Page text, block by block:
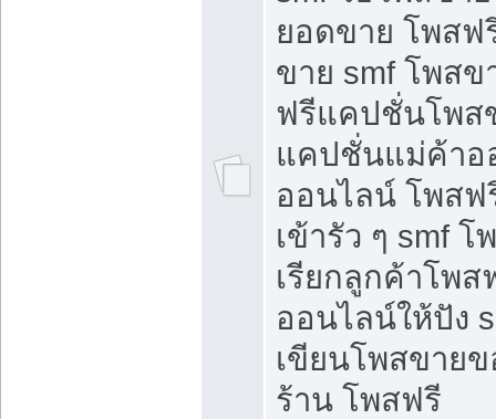
ยอดขาย โพสฟ
ขาย smf โพส
ฟรีแคปชั่นโพส
แคปชั่นแม่ค้า
ออนไลน์ โพสฟ
เข้ารัว ๆ smf
เรียกลูกค้าโพส
ออนไลน์ให้ปัง
เขียนโพสขาย
ร้าน โพสฟรี